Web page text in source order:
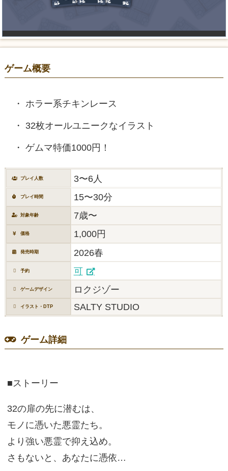
ゲーム概要
ホラー系チキンレース
32枚オールユニークなイラスト
ゲムマ特価1000円！
プレイ人数 3〜6人
プレイ時間 15〜30分
対象年齢 7歳〜
価格 1,000円
発売時期 2026春
予約 可
ゲームデザイン ロクジゾー
イラスト・DTP SALTY STUDIO
ゲーム詳細
■ストーリー
32の扉の先に潜むは、
モノに憑いた悪霊たち。
より強い悪霊で抑え込め。
さもないと、あなたに憑依…